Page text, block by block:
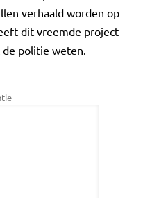
verhaald worden op
dit vreemde project
de politie weten.